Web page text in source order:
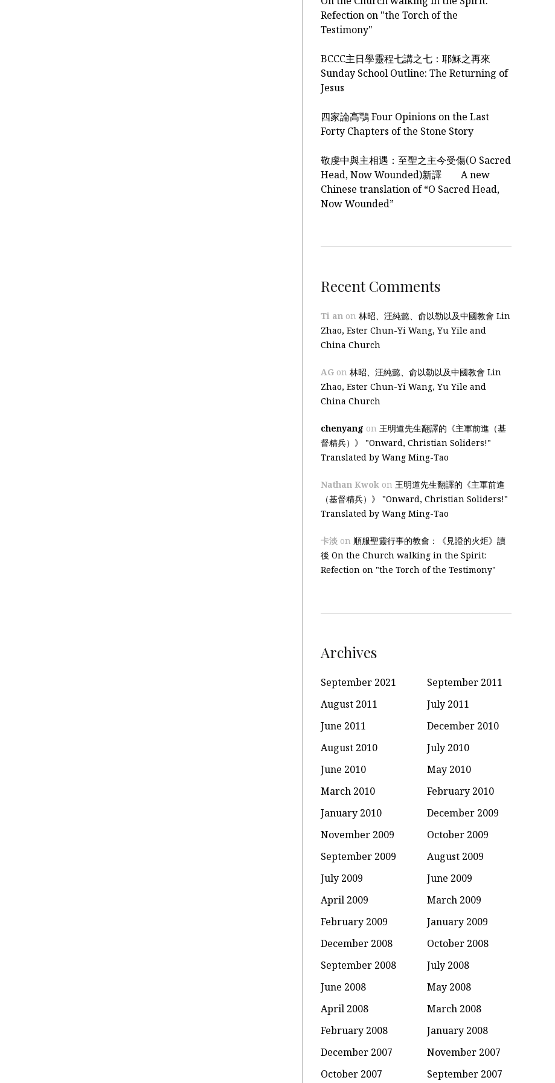
Refection on "the Torch of the
Testimony"
BCCC主日學靈程七講之七：耶穌之再來
Sunday School Outline: The Returning of
Jesus
四家論高鶚 Four Opinions on the Last
Forty Chapters of the Stone Story
敬虔中與主相遇：至聖之主今受傷(O Sacred
Head, Now Wounded)新譯 A new
Chinese translation of “O Sacred Head,
Now Wounded”
Recent Comments
Ti an on林昭、汪純懿、俞以勒以及中國教會 Lin
Zhao, Ester Chun-Yi Wang, Yu Yile and
China Church
AG on林昭、汪純懿、俞以勒以及中國教會 Lin
Zhao, Ester Chun-Yi Wang, Yu Yile and
China Church
chenyang on王明道先生翻譯的《主軍前進（基
督精兵）》 "Onward, Christian Soliders!"
Translated by Wang Ming-Tao
Nathan Kwok on王明道先生翻譯的《主軍前進
（基督精兵）》 "Onward, Christian Soliders!"
Translated by Wang Ming-Tao
卡淡 on 順服聖靈行事的教會：《見證的火炬》讀
後 On the Church walking in the Spirit:
Refection on "the Torch of the Testimony"
Archives
September 2021
September 2011
August 2011
July 2011
June 2011
December 2010
August 2010
July 2010
June 2010
May 2010
March 2010
February 2010
January 2010
December 2009
November 2009
October 2009
September 2009
August 2009
July 2009
June 2009
April 2009
March 2009
February 2009
January 2009
December 2008
October 2008
September 2008
July 2008
June 2008
May 2008
April 2008
March 2008
February 2008
January 2008
December 2007
November 2007
October 2007
September 2007